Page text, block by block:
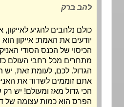
להב ברק
כולם נלהבים להגיע לאייקון, אבל
יודעים את האמת: אייקון הוא בסך
הכיסוי של הכנס הסודי האניקון,
מתחרים מכל רחבי העולם כדי
הגדול. לכם, לעומת זאת, יש תוכניות
אתם זוממים לשדוד את האניקון. זה
הכי גדול מאז ומעולם! יש רק שתי
הפרס הוא כמות עצומה של דבש,